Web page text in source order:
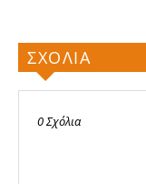
ΣΧΟΛΙΑ
0 Σχόλια